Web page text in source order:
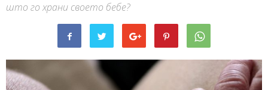
што го храни своето бебе?